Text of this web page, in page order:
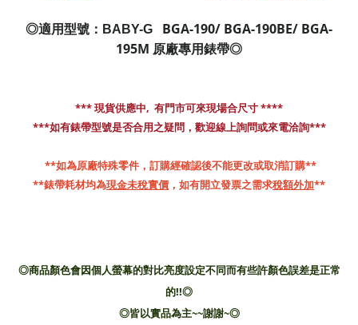
◎適用型號：BABY-G
BGA-190/ BGA-190BE/ BGA-
195M 原廠專用錶帶◎
*** 現貨供應中,  有門市可來現場合尺寸 ****
***如有錶帶型號是否合用之疑問，歡迎線上詢問或來電洽詢***
**如為原廠特殊零件，訂購經確認後不能更改或取消訂購**
**錶帶耗材均為現金未稅實價 ，如有開立發票之需求稅額外加**
◎商品顏色會因個人螢幕的對比亮度設定不同而有些許顏色誤差是正常
的!!◎
◎皆以實品為主~~謝謝~◎